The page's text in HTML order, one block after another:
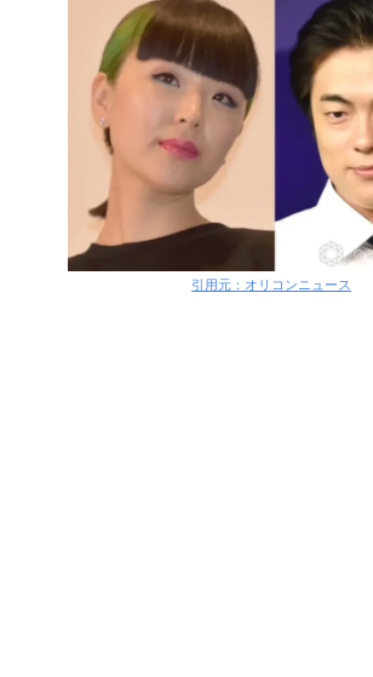
引用元：オリコンニュース